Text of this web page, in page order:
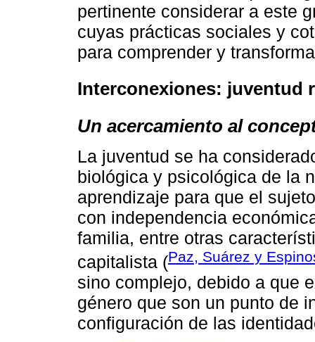
pertinente considerar a este
cuyas prácticas sociales y
para comprender y
Interconexiones: juventud
Un acercamiento al
La juventud se ha
biológica y psicológica de la
aprendizaje para que el
con independencia
familia, entre otras
capitalista (Paz, Suárez y
sino complejo, debido a que
género que son un punto de
configuración de las